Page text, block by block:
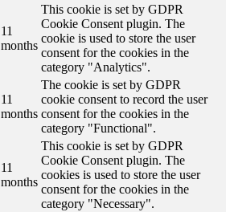
11
months
This cookie is set by GDPR
Cookie Consent plugin. The
cookie is used to store the user
consent for the cookies in the
category "Analytics".
11
months
The cookie is set by GDPR
cookie consent to record the user
consent for the cookies in the
category "Functional".
11
months
This cookie is set by GDPR
Cookie Consent plugin. The
cookies is used to store the user
consent for the cookies in the
category "Necessary".